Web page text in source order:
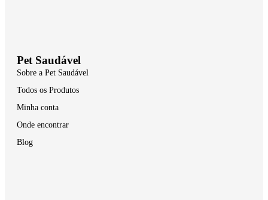
Pet Saudável
Sobre a Pet Saudável
Todos os Produtos
Minha conta
Onde encontrar
Blog